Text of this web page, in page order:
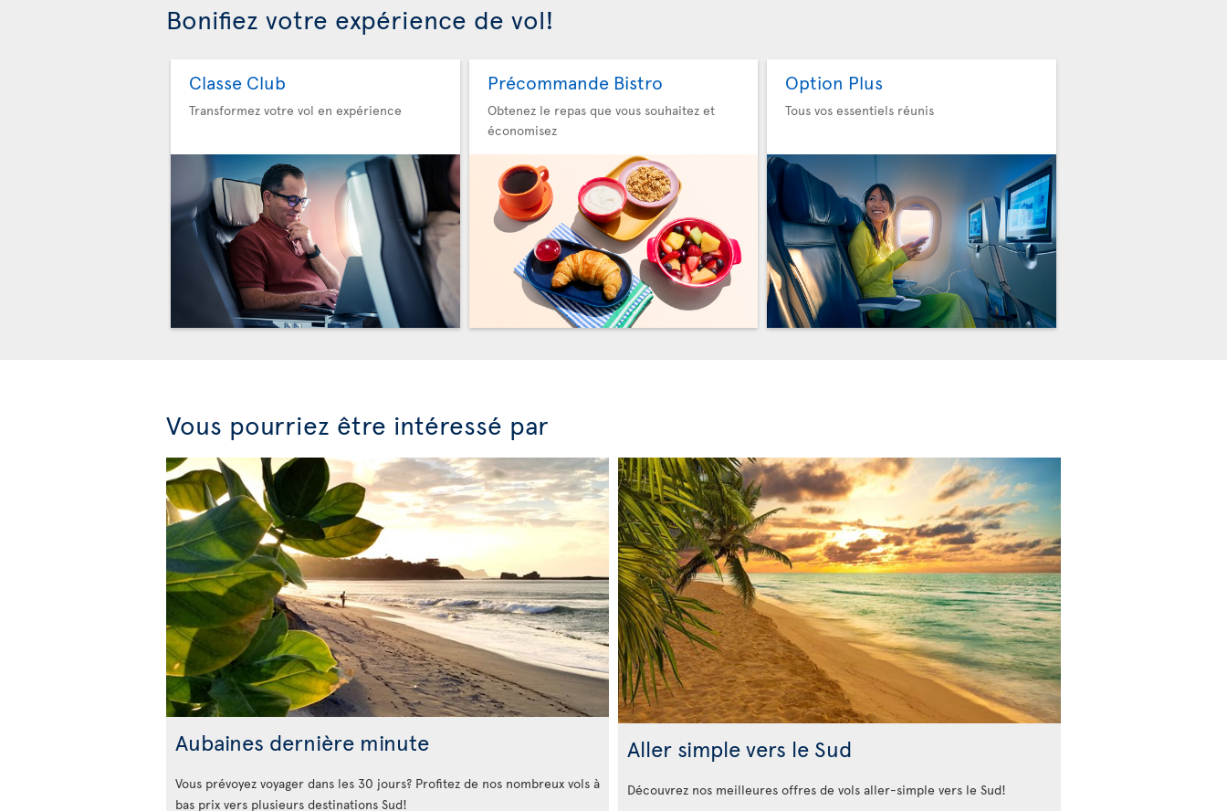
Bonifiez votre expérience de vol!
Classe Club
Transformez votre vol en expérience
Précommande Bistro
Obtenez le repas que vous souhaitez et
économisez
Option Plus
Tous vos essentiels réunis
Vous pourriez être intéressé par
Aubaines dernière minute
Vous prévoyez voyager dans les 30 jours? Profitez de nos nombreux vols à
bas prix vers plusieurs destinations Sud!
Aller simple vers le Sud
Découvrez nos meilleures offres de vols aller-simple vers le Sud!